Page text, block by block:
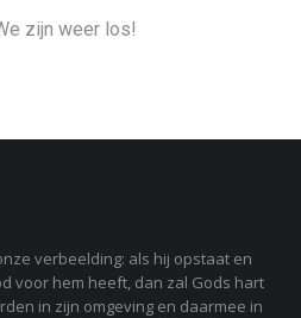
zijn weer los!
verbeelding: als hij opstaat en
voor hem heeft, dan zal Gods hart
in zijn omgeving en daarmee in